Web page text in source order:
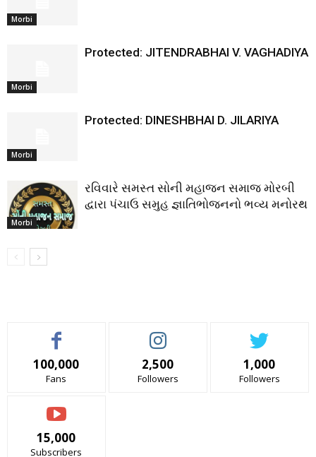
Morbi
Morbi
Protected: JITENDRABHAI V. VAGHADIYA
Morbi
Protected: DINESHBHAI D. JILARIYA
Morbi
રવિવારે સમસ્ત સોની મહાજન સમાજ મોરબી
દ્વારા પંચાઉ સમુહ જ્ઞાતિભોજનનો ભવ્ય મનોરથ
100,000
Fans
2,500
Followers
1,000
Followers
15,000
Subscribers